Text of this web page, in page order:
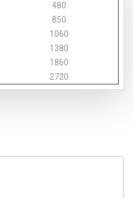
480
850
1060
1380
1860
2720